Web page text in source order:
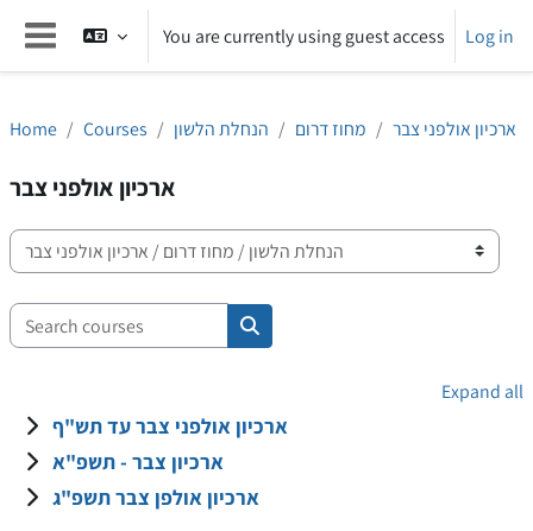
Skip to main content
You are currently using guest access Log in
Home Courses הנחלת הלשון מחוז דרום ארכיון אולפני צבר
ארכיון אולפני צבר
Course categories
Search courses
Search courses
Expand all
ארכיון אולפני צבר עד תש"ף
ארכיון צבר - תשפ"א
ארכיון אולפן צבר תשפ"ג